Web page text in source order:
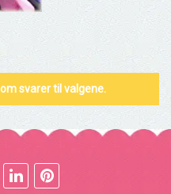
svarer til valgene.